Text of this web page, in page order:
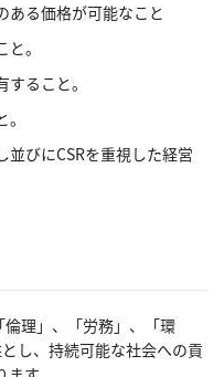
ある価格が可能なこと
。
ること。
びにCSRを重視した経営
倫理」、「労務」、「環
し、持続可能な社会への貢